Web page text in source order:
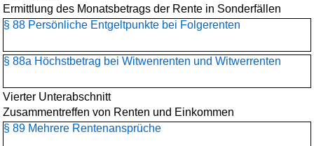
Ermittlung des Monatsbetrags der Rente in Sonderfällen
§ 88 Persönliche Entgeltpunkte bei Folgerenten
§ 88a Höchstbetrag bei Witwenrenten und Witwerrenten
Vierter Unterabschnitt
Zusammentreffen von Renten und Einkommen
§ 89 Mehrere Rentenansprüche